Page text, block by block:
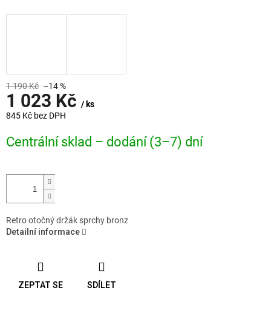
1 190 Kč –14 %
1 023 Kč / ks
845 Kč bez DPH
cena:
Centrální sklad – dodání (3–7) dní
Retro otočný držák sprchy bronz
Detailní informace
ZEPTAT SE SDÍLET